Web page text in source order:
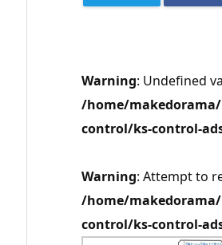
Warning: Undefined
/home/
control/ks-control-
Warning: Attempt to
/home/
control/ks-control-